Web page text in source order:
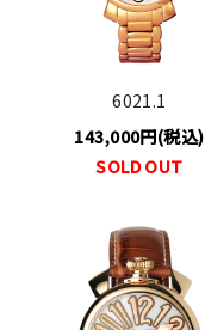
6021.1
143,000円(税込)
SOLD OUT